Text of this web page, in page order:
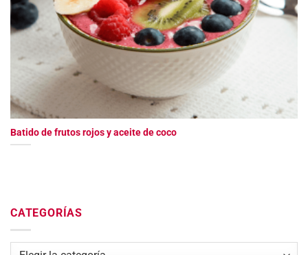
Batido de frutos rojos y aceite de coco
CATEGORÍAS
Categorías